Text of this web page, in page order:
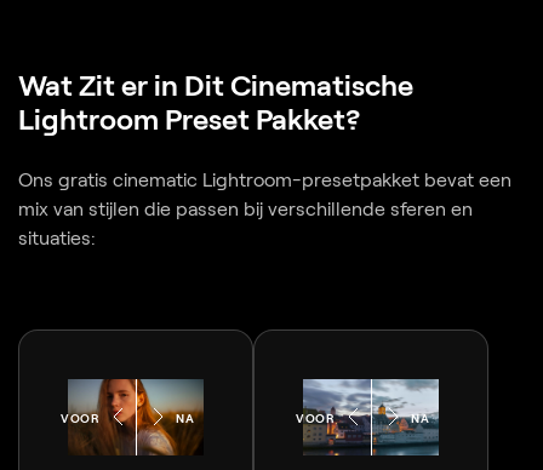
Wat Zit er in Dit Cinematische
Lightroom Preset Pakket?
Ons gratis cinematic Lightroom-presetpakket bevat een
mix van stijlen die passen bij verschillende sferen en
situaties:
VOOR NA VOOR NA